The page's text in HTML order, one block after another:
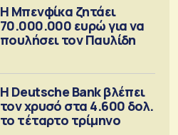
Η Μπενφίκα ζητάει
70.000.000 ευρώ για να
πουλήσει τον Παυλίδη
Η Deutsche Bank βλέπει
τον χρυσό στα 4.600 δολ.
το τέταρτο τρίμηνο